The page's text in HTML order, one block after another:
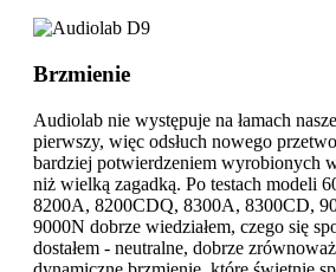
Brzmienie
Audiolab nie występuje na łamach
pierwszy, więc odsłuch nowego
bardziej potwierdzeniem wyrobionych
niż wielką zagadką. Po testach modeli
8200A, 8200CDQ, 8300A, 8300CD,
9000N dobrze wiedziałem, czego się
dostałem - neutralne, dobrze